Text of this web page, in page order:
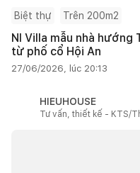
Biệt thự Trên 200m2
NI Villa mẫu nhà hướng
từ phố cổ Hội An
27/06/2026, lúc 20:13
HIEUHOUSE
Tư vấn, thiết kế - KTS/